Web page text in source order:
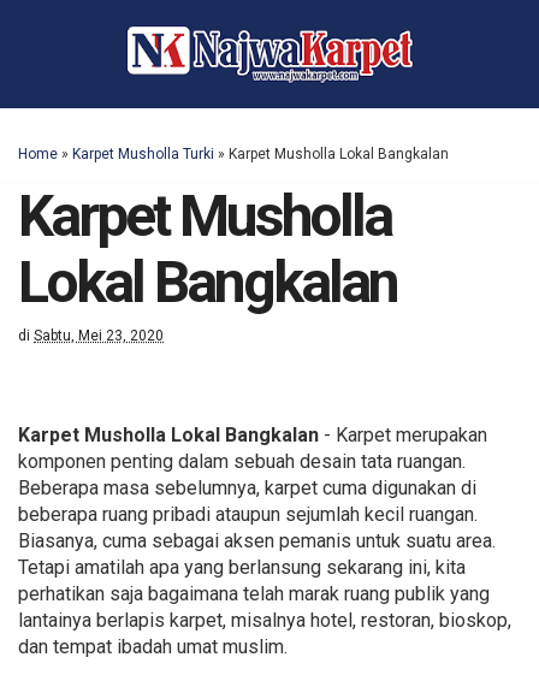
Home » Karpet Musholla Turki » Karpet Musholla Lokal Bangkalan
Karpet Musholla
Lokal Bangkalan
di Sabtu, Mei 23, 2020
Karpet Musholla Lokal Bangkalan - Karpet merupakan
komponen penting dalam sebuah desain tata ruangan.
Beberapa masa sebelumnya, karpet cuma digunakan di
beberapa ruang pribadi ataupun sejumlah kecil ruangan.
Biasanya, cuma sebagai aksen pemanis untuk suatu area.
Tetapi amatilah apa yang berlansung sekarang ini, kita
perhatikan saja bagaimana telah marak ruang publik yang
lantainya berlapis karpet, misalnya hotel, restoran, bioskop,
dan tempat ibadah umat muslim.